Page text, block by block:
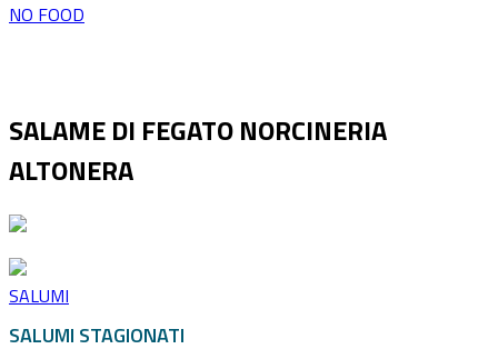
NO FOOD
SALAME DI FEGATO NORCINERIA
ALTONERA
SALUMI
SALUMI STAGIONATI